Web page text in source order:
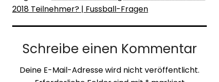
2018 Teilnehmer? | Fussball-Fragen
Schreibe einen Kommentar
Deine E-Mail-Adresse wird nicht veröffentlicht.